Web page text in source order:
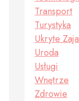
Transport
Turystyka
Ukryte
Uroda
Usługi
Wnętrze
Zdrowie